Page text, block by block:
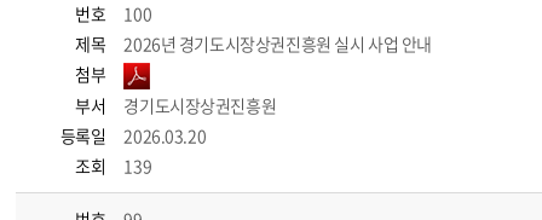
번호
100
제목
2026년 경기도시장상권진흥원 실시 사업 안내
첨부
부서
경기도시장상권진흥원
등록일
2026.03.20
조회
139